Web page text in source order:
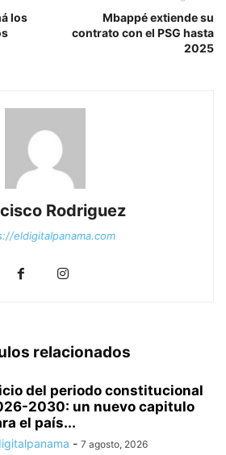
los
Mbappé extiende su
contrato con el PSG hasta
2025
Rodriguez
eldigitalpanama.com
relacionados
del periodo constitucional
2030: un nuevo capitulo
el país...
- 7 agosto, 2026